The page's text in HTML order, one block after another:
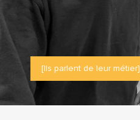
[Ils parlent de leur métier]